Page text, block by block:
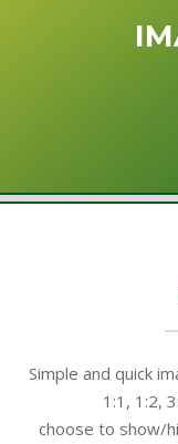
Simple and quick
1:1, 1:2,
choose to show/